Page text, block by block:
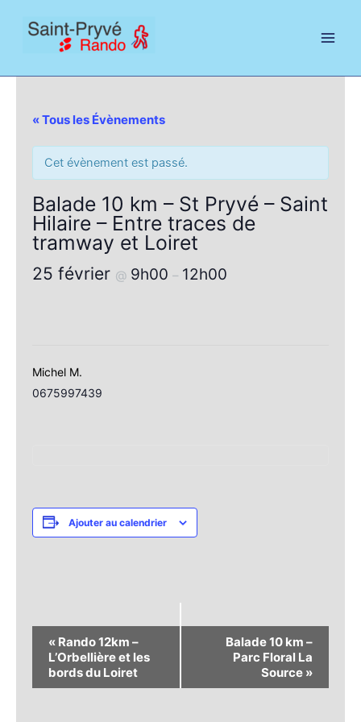
« Tous les Évènements
Cet évènement est passé.
Balade 10 km – St Pryvé – Saint
Hilaire – Entre traces de
tramway et Loiret
25 février @ 9h00 – 12h00
Michel M.
0675997439
Ajouter au calendrier
Navigation
Évènement
« Rando 12km –
L’Orbellière et les
bords du Loiret
Balade 10 km –
Parc Floral La
Source »